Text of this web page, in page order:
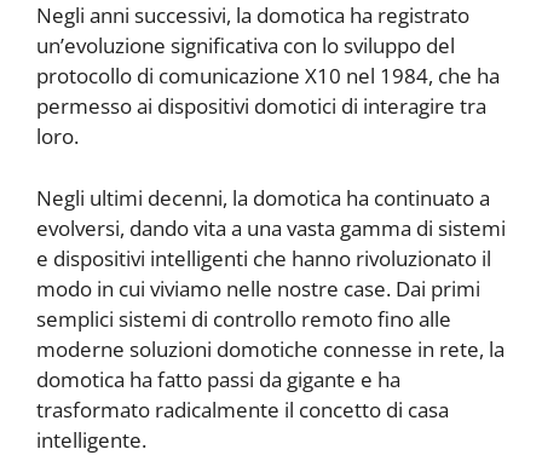
Negli anni successivi, la domotica ha registrato
un’evoluzione significativa con lo sviluppo del
protocollo di comunicazione X10 nel 1984, che ha
permesso ai dispositivi domotici di interagire tra
loro.
Negli ultimi decenni, la domotica ha continuato a
evolversi, dando vita a una vasta gamma di sistemi
e dispositivi intelligenti che hanno rivoluzionato il
modo in cui viviamo nelle nostre case. Dai primi
semplici sistemi di controllo remoto fino alle
moderne soluzioni domotiche connesse in rete, la
domotica ha fatto passi da gigante e ha
trasformato radicalmente il concetto di casa
intelligente.